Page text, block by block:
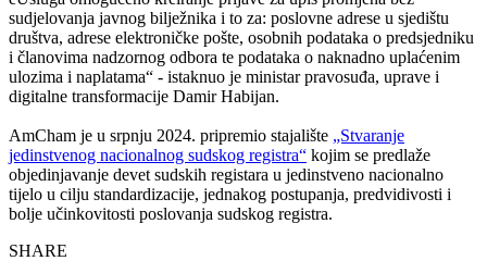
sudjelovanja javnog bilježnika i to za: poslovne adrese u sjedištu
društva, adrese elektroničke pošte, osobnih podataka o predsjedniku
i članovima nadzornog odbora te podataka o naknadno uplaćenim
ulozima i naplatama“ - istaknuo je ministar pravosuđa, uprave i
digitalne transformacije Damir Habijan.
AmCham je u srpnju 2024. pripremio stajalište „Stvaranje
jedinstvenog nacionalnog sudskog registra“ kojim se predlaže
objedinjavanje devet sudskih registara u jedinstveno nacionalno
tijelo u cilju standardizacije, jednakog postupanja, predvidivosti i
bolje učinkovitosti poslovanja sudskog registra.
SHARE